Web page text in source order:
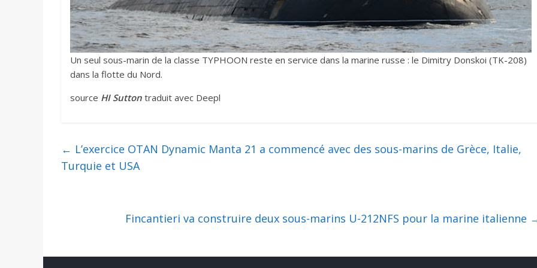
Un seul sous-marin de la classe TYPHOON reste en service dans la marine russe : le Dimitry Donskoi (TK-208)
dans la flotte du Nord.
source HI Sutton traduit avec Deepl
← L’exercice OTAN Dynamic Manta 21 a commencé avec des sous-marins de Grèce, Italie,
Turquie et USA
Fincantieri va construire deux sous-marins U-212NFS pour la marine italienne